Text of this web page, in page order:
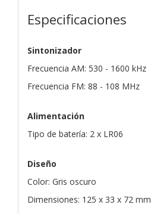
Especificaciones
Sintonizador
Frecuencia AM: 530 - 1600 kHz
Frecuencia FM: 88 - 108 MHz
Alimentación
Tipo de batería: 2 x LR06
Diseño
Color: Gris oscuro
Dimensiones: 125 x 33 x 72 mm